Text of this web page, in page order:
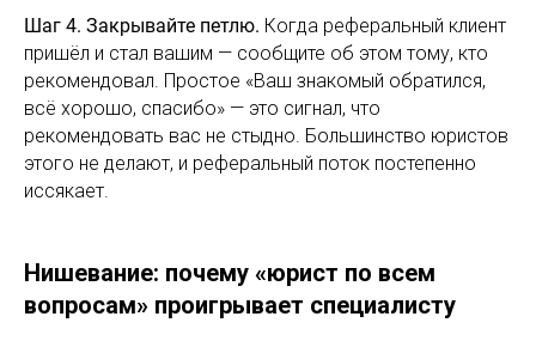
Шаг 4. Закрывайте петлю. Когда реферальный клиент
пришёл и стал вашим — сообщите об этом тому, кто
рекомендовал. Простое «Ваш знакомый обратился,
всё хорошо, спасибо» — это сигнал, что
рекомендовать вас не стыдно. Большинство юристов
этого не делают, и реферальный поток постепенно
иссякает.
Нишевание: почему «юрист по всем
вопросам» проигрывает специалисту